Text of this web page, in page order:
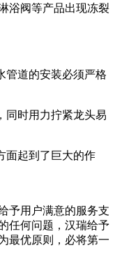
浴阀等产品出现冻裂
管道的安装必须严格
同时用力拧紧龙头易
面起到了巨大的作
予用户满意的服务支
任何问题，汉瑞给予
最优原则，必将第一